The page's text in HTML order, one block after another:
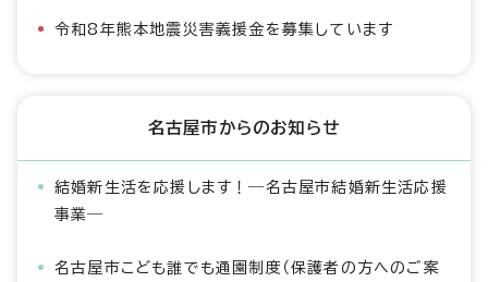
令和8年熊本地震災害義援金を募集しています
名古屋市からのお知らせ
結婚新生活を応援します！―名古屋市結婚新生活応援
事業―
名古屋市こども誰でも通園制度（保護者の方へのご案